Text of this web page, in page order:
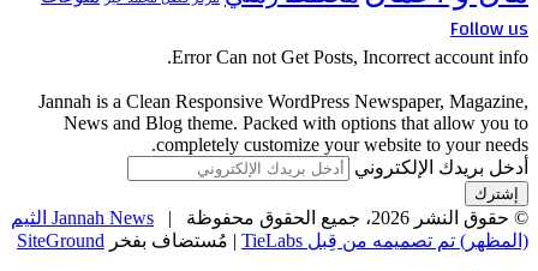
Follow us
Error Can not Get Posts, Incorrect account info.
Jannah is a Clean Responsive WordPress Newspaper, Magazine,
News and Blog theme. Packed with options that allow you to
completely customize your website to your needs.
أدخل بريدك الإلكتروني
© حقوق النشر 2026، جميع الحقوق محفوظة |
Jannah News الثيم
(المظهر) تم تصميمه من قِبل TieLabs
| مُستضاف بفخر SiteGround